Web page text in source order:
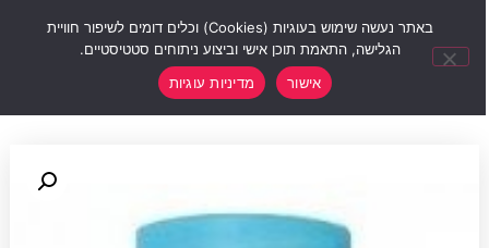
באתר נעשה שימוש בעוגיות (Cookies) וכלים דומים לשיפור חוויית
הגלישה, התאמת תוכן אישי וביצוע ניתוחים סטטיסטיים.
אישור
מדיניות עוגיות